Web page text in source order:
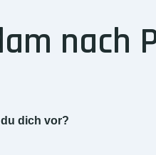
nach
dich vor?